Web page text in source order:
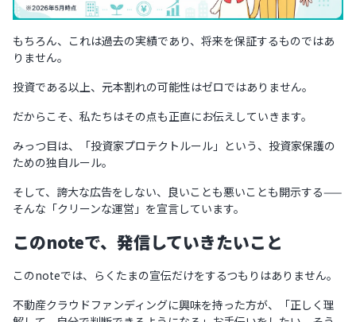
もちろん、これは過去の実績であり、将来を保証するものではあ
りません。
投資である以上、元本割れの可能性はゼロではありません。
だからこそ、私たちはその点も正直にお伝えしていきます。
みっつ目は、「投資家プロテクトルール」という、投資家保護の
ための独自ルール。
そして、誇大な広告をしない、良いことも悪いことも開示する——
そんな「クリーンな運営」を宣言しています。
このnoteで、発信していきたいこと
このnoteでは、らくたまの宣伝だけをするつもりはありません。
不動産クラウドファンディングに興味を持った方が、「正しく理